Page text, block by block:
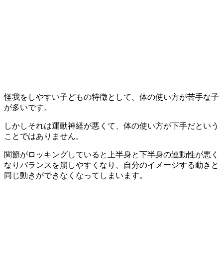
怪我をしやすい子どもの特徴として、体の使い方が苦手な子
が多いです。
しかしそれは運動神経が悪くて、体の使い方が下手だという
ことではありません。
関節がロッキングしていると上半身と下半身の連動性が悪く
なりバランスを崩しやすくなり、自分のイメージする動きと
同じ動きができなくなってしまいます。